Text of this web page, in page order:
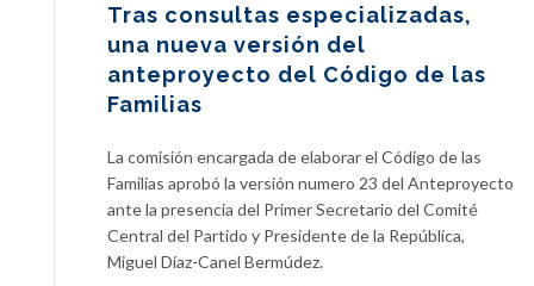
Tras consultas especializadas,
una nueva versión del
anteproyecto del Código de las
Familias
La comisión encargada de elaborar el Código de las
Familias aprobó la versión numero 23 del Anteproyecto
ante la presencia del Primer Secretario del Comité
Central del Partido y Presidente de la República,
Miguel Díaz-Canel Bermúdez.